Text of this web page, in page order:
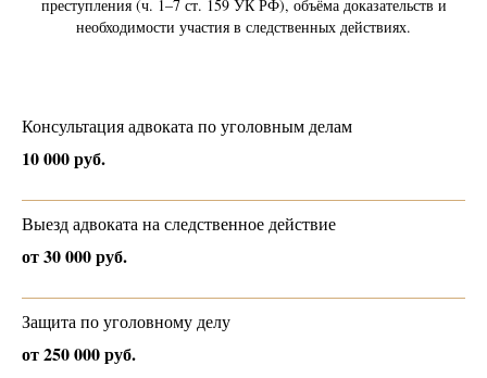
преступления (ч. 1–7 ст. 159 УК РФ), объёма доказательств и
необходимости участия в следственных действиях.
Консультация адвоката по уголовным делам
10 000 руб.
Выезд адвоката на следственное действие
от 30 000 руб.
Защита по уголовному делу
от 250 000 руб.